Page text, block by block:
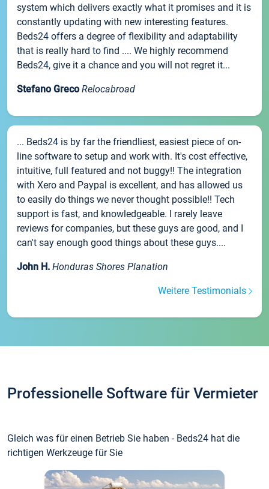
system which delivers exactly what it promises and it is
constantly updating with new interesting features.
Beds24 offers a degree of flexibility and adaptability
that is really hard to find .... We highly recommend
Beds24, give it a chance and you will not regret it...
Stefano Greco Relocabroad
... Beds24 is by far the friendliest, easiest piece of on-
line software to setup and work with. It's cost effective,
intuitive, full featured and not buggy!! The integration
with Xero and Paypal is excellent, and has allowed us
to easily do things we never thought possible!! Tech
support is fast, and knowledgeable. I rarely leave
reviews for companies, but these guys are good, and I
can't say enough good things about these guys....
John H. Honduras Shores Planation
Weitere Testimonials
Professionelle Software für Vermieter
Gleich was für einen Betrieb Sie haben - Beds24 hat die
richtigen Werkzeuge für Sie